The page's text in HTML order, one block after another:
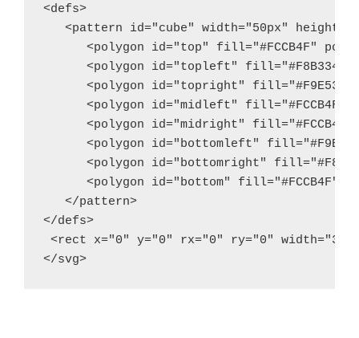
<defs>
<pattern id="cube" width="50px"
<polygon id="top" fill="#FCCB4F"
<polygon id="topleft" fill="#F8B334"
<polygon id="topright"
<polygon id="midleft" fill="#FCCB4F"
<polygon id="midright"
<polygon id="bottomleft"
<polygon id="bottomright"
<polygon id="bottom" fill="#FCCB4F"
   </pattern>
</defs>
<rect x="0" y="0" rx="0" ry="0"
</svg>